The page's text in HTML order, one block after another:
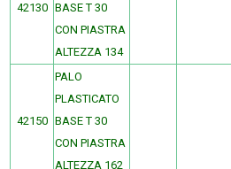
42130 BASE T 30
CON PIASTRA
ALTEZZA 134
42150
PALO
PLASTICATO
BASE T 30
CON PIASTRA
ALTEZZA 162